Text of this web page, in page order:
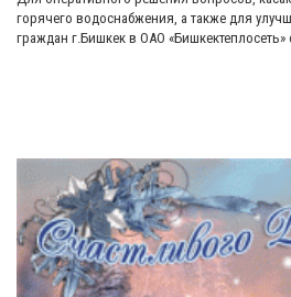
горячего водоснабжения, а также для
граждан г.Бишкек в ОАО «Бишкектеплосеть»